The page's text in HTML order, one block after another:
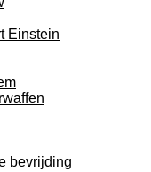
Einstein
bevrijding